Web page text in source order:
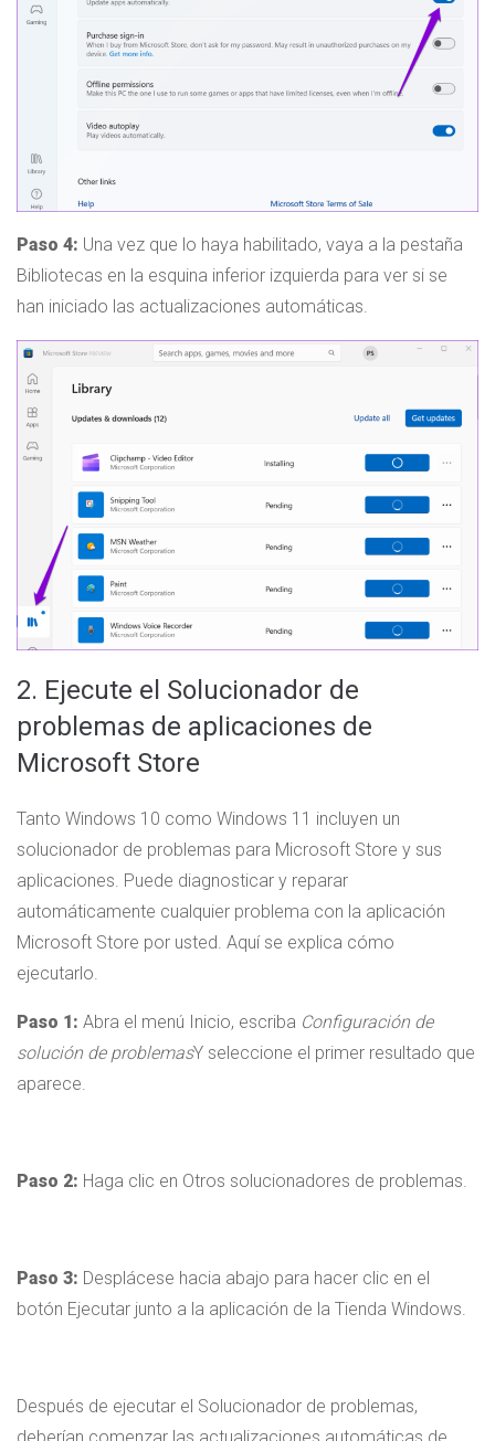
Paso 4: Una vez que lo haya habilitado, vaya a la pestaña
Bibliotecas en la esquina inferior izquierda para ver si se
han iniciado las actualizaciones automáticas.
2. Ejecute el Solucionador de
problemas de aplicaciones de
Microsoft Store
Tanto Windows 10 como Windows 11 incluyen un
solucionador de problemas para Microsoft Store y sus
aplicaciones. Puede diagnosticar y reparar
automáticamente cualquier problema con la aplicación
Microsoft Store por usted. Aquí se explica cómo
ejecutarlo.
Paso 1: Abra el menú Inicio, escriba Configuración de
solución de problemasY seleccione el primer resultado que
aparece.
Paso 2: Haga clic en Otros solucionadores de problemas.
Paso 3: Desplácese hacia abajo para hacer clic en el
botón Ejecutar junto a la aplicación de la Tienda Windows.
Después de ejecutar el Solucionador de problemas,
deberían comenzar las actualizaciones automáticas de